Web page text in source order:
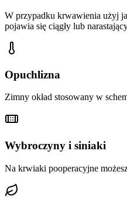
W przypadku krwawienia użyj
pojawia się ciągły lub
Opuchlizna
Zimny okład stosowany w
Wybroczyny i siniaki
Na krwiaki pooperacyjne